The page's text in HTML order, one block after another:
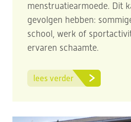
menstruatiearmoede. Dit
gevolgen hebben:
school, werk of
ervaren schaamte.
lees verder